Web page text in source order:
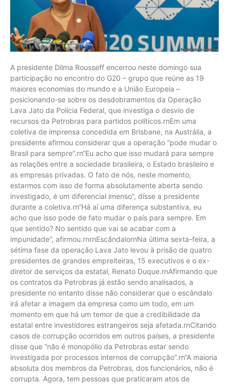
A presidente Dilma Rousseff encerrou neste domingo sua
participação no encontro do G20 – grupo que reúne as 19
maiores economias do mundo e a União Europeia –
posicionando-se sobre os desdobramentos da Operação
Lava Jato da Polícia Federal, que investiga o desvio de
recursos da Petrobras para partidos políticos.rnEm uma
coletiva de imprensa concedida em Brisbane, na Austrália, a
presidente afirmou considerar que a operação “pode mudar o
Brasil para sempre”.rn“Eu acho que isso mudará para sempre
as relações entre a sociedade brasileira, o Estado brasileiro e
as empresas privadas. O fato de nós, neste momento,
estarmos com isso de forma absolutamente aberta sendo
investigado, é um diferencial imenso”, disse a presidente
durante a coletiva.rn“Há aí uma diferença substantiva, eu
acho que isso pode de fato mudar o país para sempre. Em
que sentido? No sentido que vai se acabar com a
impunidade”, afirmou.rnrnEscândalornNa última sexta-feira, a
sétima fase da operação Lava Jato levou à prisão de quatro
presidentes de grandes empreiteiras, 15 executivos e o ex-
diretor de serviços da estatal, Renato Duque.rnAfirmando que
os contratos da Petrobras já estão sendo analisados, a
presidente no entanto disse não considerar que o escândalo
irá afetar a imagem da empresa como um todo, em um
momento em que há um temor de que a credibilidade da
estatal entre investidores estrangeiros seja afetada.rnCitando
casos de corrupção ocorridos em outros países, a presidente
disse que “não é monopólio da Petrobras estar sendo
investigada por processos internos de corrupção”.rn“A maioria
absoluta dos membros da Petrobras, dos funcionários, não é
corrupta. Agora, tem pessoas que praticaram atos de